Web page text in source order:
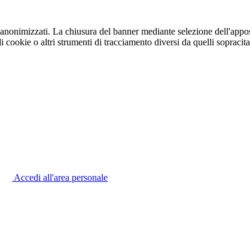
La chiusura del banner mediante selezione
cookie o altri strumenti di tracciamento diversi da quelli
Accedi all'area personale